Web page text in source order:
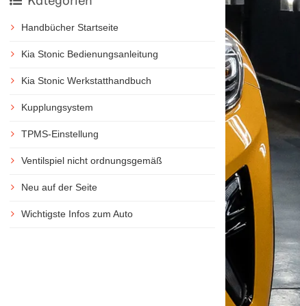
Handbücher Startseite
Kia Stonic Bedienungsanleitung
Kia Stonic Werkstatthandbuch
Kupplungsystem
TPMS-Einstellung
Ventilspiel nicht ordnungsgemäß
Neu auf der Seite
Wichtigste Infos zum Auto